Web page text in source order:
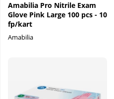
Amabilia Pro Nitrile Exam
Glove Pink Large 100 pcs - 10
fp/kart
Amabilia